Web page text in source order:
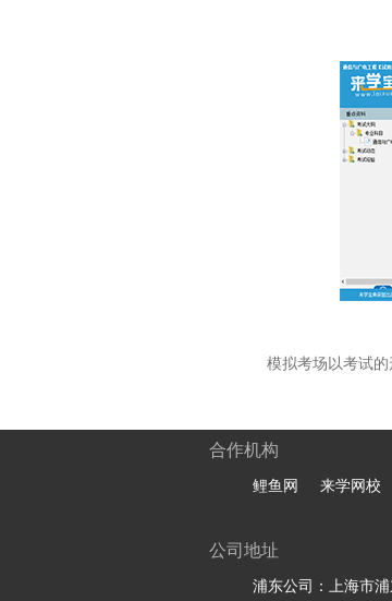
模拟考场以考试
合作机构
鲤鱼网 来学网校
公司地址
浦东公司：上海市